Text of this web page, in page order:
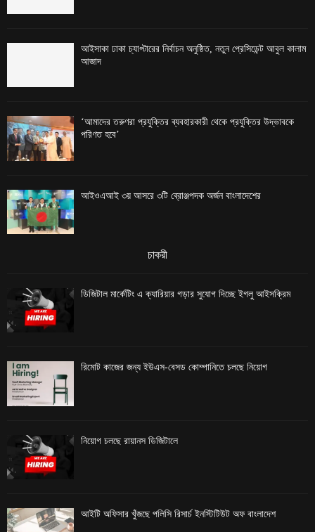
আইসাকা ঢাকা চ্যাপ্টারের নির্বাচন অনুষ্ঠিত, নতুন প্রেসিডেন্ট আবুল কালাম
আজাদ
‘আমাদের তরুণরা প্রযুক্তির ব্যবহারকারী থেকে প্রযুক্তির উদ্ভাবকে
পরিণত হবে’
আইওএআই ৩য় আসরে ৩টি ব্রোঞ্জপদক অর্জন বাংলাদেশের
চাকরী
ডিজিটাল মার্কেটিং এ ক্যারিয়ার গড়ার সুযোগ দিচ্ছে ইগলু আইসক্রিম
রিমোট কাজের জন্য ইউএস-বেসড কোম্পানিতে চলছে নিয়োগ
নিয়োগ চলছে রায়ানস ডিজিটালে
আইটি অফিসার খুঁজছে পলিসি রিসার্চ ইনস্টিটিউট অফ বাংলাদেশ